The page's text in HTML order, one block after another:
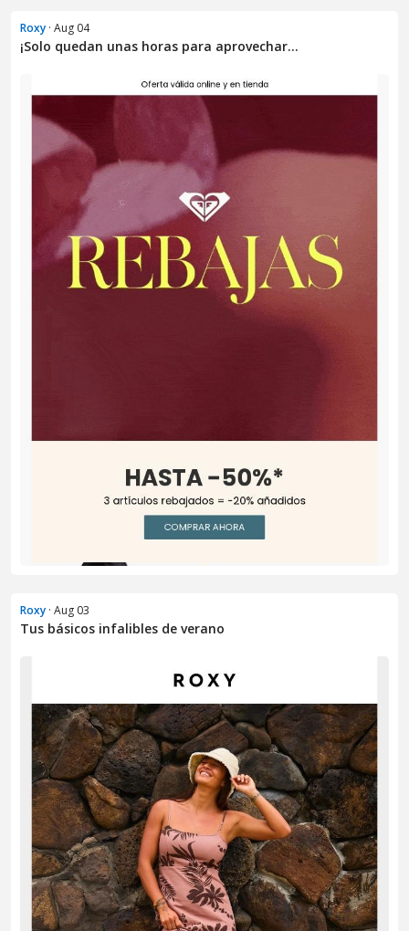
Roxy · Aug 04
¡Solo quedan unas horas para aprovechar...
Roxy · Aug 03
Tus básicos infalibles de verano​